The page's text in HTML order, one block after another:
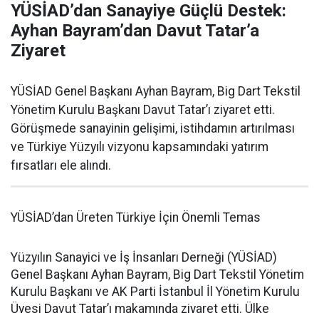
YÜSİAD’dan Sanayiye Güçlü Destek:
Ayhan Bayram’dan Davut Tatar’a
Ziyaret
YÜSİAD Genel Başkanı Ayhan Bayram, Big Dart Tekstil
Yönetim Kurulu Başkanı Davut Tatar’ı ziyaret etti.
Görüşmede sanayinin gelişimi, istihdamın artırılması
ve Türkiye Yüzyılı vizyonu kapsamındaki yatırım
fırsatları ele alındı.
YÜSİAD’dan Üreten Türkiye İçin Önemli Temas
Yüzyılın Sanayici ve İş İnsanları Derneği (YÜSİAD)
Genel Başkanı Ayhan Bayram, Big Dart Tekstil Yönetim
Kurulu Başkanı ve AK Parti İstanbul İl Yönetim Kurulu
Üyesi Davut Tatar’ı makamında ziyaret etti. Ülke